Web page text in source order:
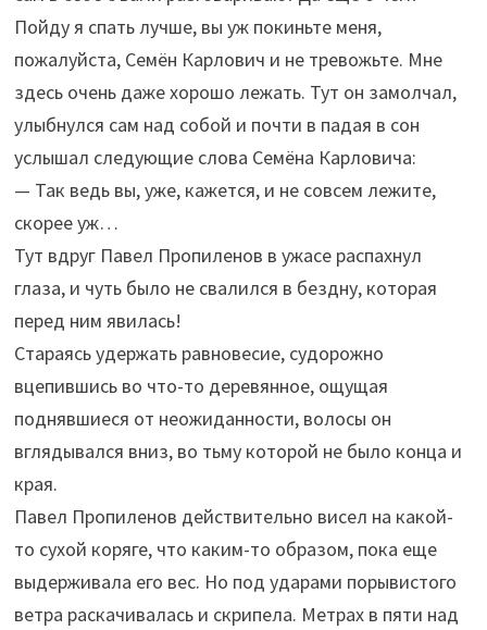
Пойду я спать лучше, вы уж покиньте меня,
пожалуйста, Семён Карлович и не тревожьте. Мне
здесь очень даже хорошо лежать. Тут он замолчал,
улыбнулся сам над собой и почти в падая в сон
услышал следующие слова Семёна Карловича:
— Так ведь вы, уже, кажется, и не совсем лежите,
скорее уж…
Тут вдруг Павел Пропиленов в ужасе распахнул
глаза, и чуть было не свалился в бездну, которая
перед ним явилась!
Стараясь удержать равновесие, судорожно
вцепившись во что-то деревянное, ощущая
поднявшиеся от неожиданности, волосы он
вглядывался вниз, во тьму которой не было конца и
края.
Павел Пропиленов действительно висел на какой-
то сухой коряге, что каким-то образом, пока еще
выдерживала его вес. Но под ударами порывистого
ветра раскачивалась и скрипела. Метрах в пяти над